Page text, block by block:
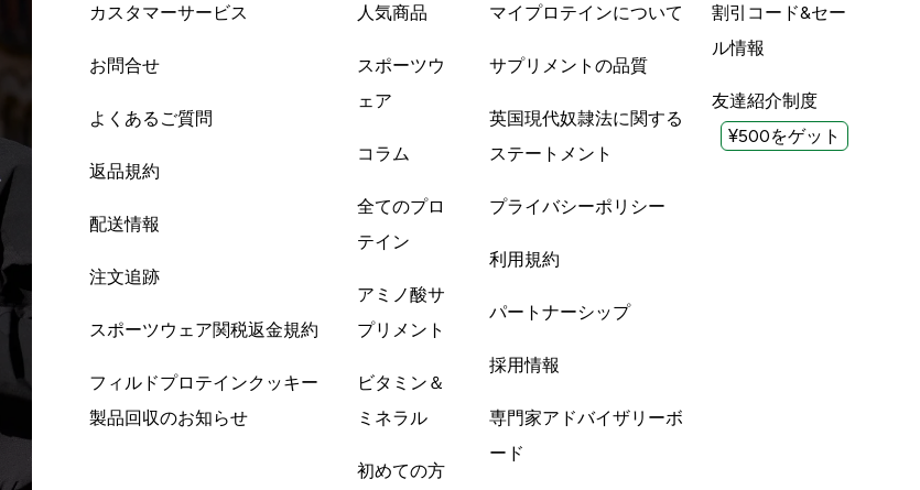
カスタマーサービス
お問合せ
よくあるご質問
返品規約
配送情報
注文追跡
スポーツウェア関税返金規約
フィルドプロテインクッキー
製品回収のお知らせ
人気商品
スポーツウ
ェア
コラム
全てのプロ
テイン
アミノ酸サ
プリメント
ビタミン＆
ミネラル
初めての方
マイプロテインについて
サプリメントの品質
英国現代奴隷法に関する
ステートメント
プライバシーポリシー
利用規約
パートナーシップ
採用情報
専門家アドバイザリーボ
ード
割引コード&セー
ル情報
友達紹介制度
¥500をゲット